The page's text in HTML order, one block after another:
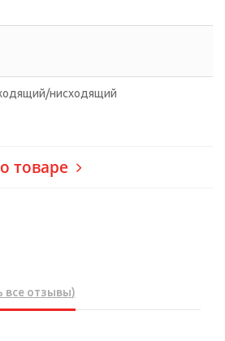
нисходящий
товаре
все отзывы)